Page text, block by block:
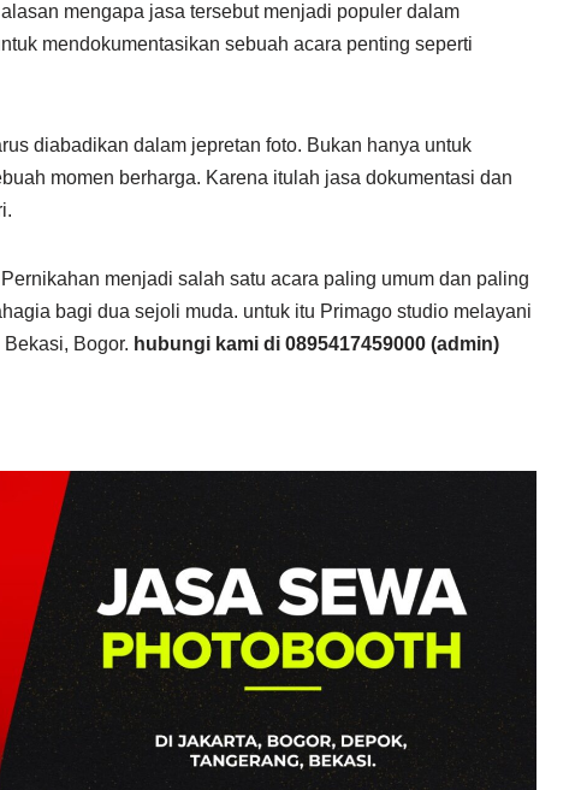
mengapa jasa tersebut menjadi populer dalam
mendokumentasikan sebuah acara penting seperti
diabadikan dalam jepretan foto. Bukan hanya untuk
momen berharga. Karena itulah jasa dokumentasi dan
menjadi salah satu acara paling umum dan paling
bagi dua sejoli muda. untuk itu Primago studio melayani
Bogor. hubungi kami di 0895417459000 (admin)